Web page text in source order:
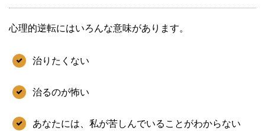
心理的逆転にはいろんな意味があります。
治りたくない
治るのが怖い
あなたには、私が苦しんでいることがわからない